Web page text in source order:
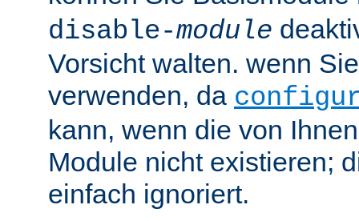
disable-module
Vorsicht walten. wenn
verwenden, da
kann, wenn die von
Module nicht existieren;
einfach ignoriert.